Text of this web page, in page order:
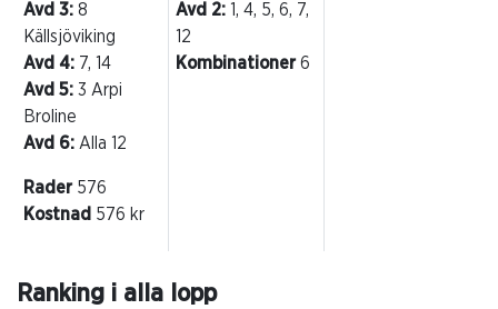
Avd 3: 8
Källsjöviking
Avd 4: 7, 14
Avd 5:3 Arpi
Broline
Avd 6:Alla 12
Rader576
Kostnad 576 kr
Avd 2:1, 4, 5, 6, 7,
12
Kombinationer6
Ranking i alla lopp